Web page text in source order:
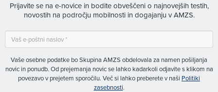
Prijavite se na e-novice in bodite obveščeni o najnovejših testih,
novostih na področju mobilnosti in dogajanju v AMZS.
Vaše osebne podatke bo Skupina AMZS obdelovala za namen pošiljanja
novic in ponudb. Od prejemanja novic se lahko kadarkoli odjavite s klikom na
povezavo v prejetem sporočilu. Več si lahko preberete v naši Politiki
zasebnosti.